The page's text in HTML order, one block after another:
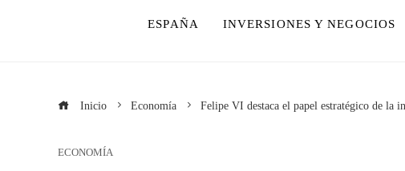
ESPAÑA INVERSIONES Y NEGOCIOS
Inicio Economía Felipe VI destaca el papel estratégico de la
ECONOMÍA